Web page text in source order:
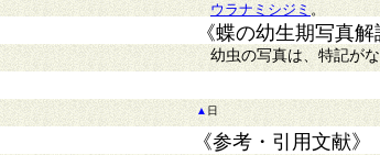
ウラナミシジミ 。
《蝶の幼生期写真解
幼虫の写真は、特記が
▲ 日
《参考・引用文献》